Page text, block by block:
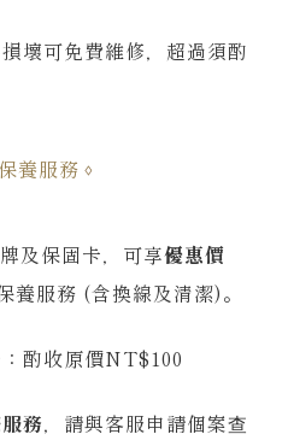
壞可免費維修，超過須酌
養服務
及保固卡，可享優惠價
養服務 (含換線及清潔)。
酌收原價NT$100
務，請與客服申請個案查